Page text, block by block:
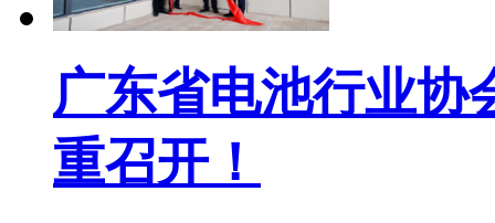
广东省电池行业协
重召开！